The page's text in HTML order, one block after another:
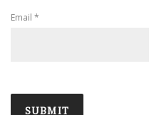
Email *